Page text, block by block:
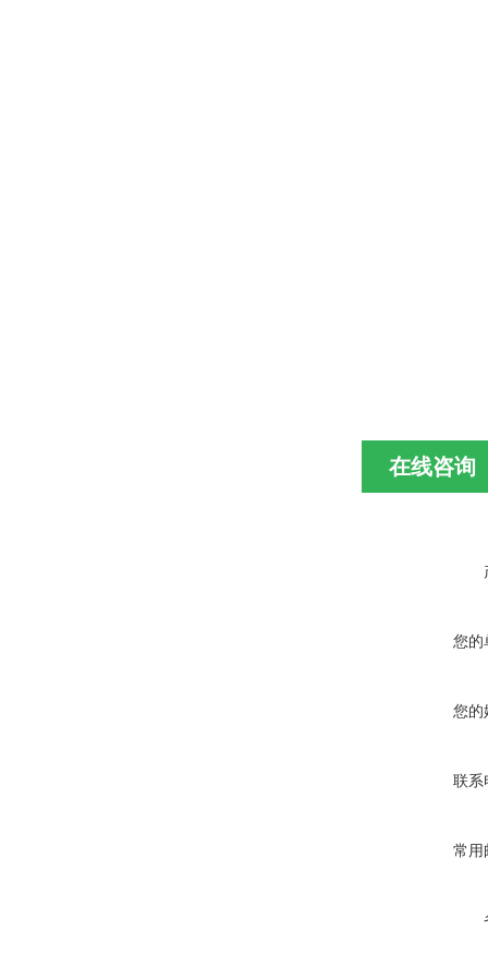
在线咨询
您的
您的
联系
常用